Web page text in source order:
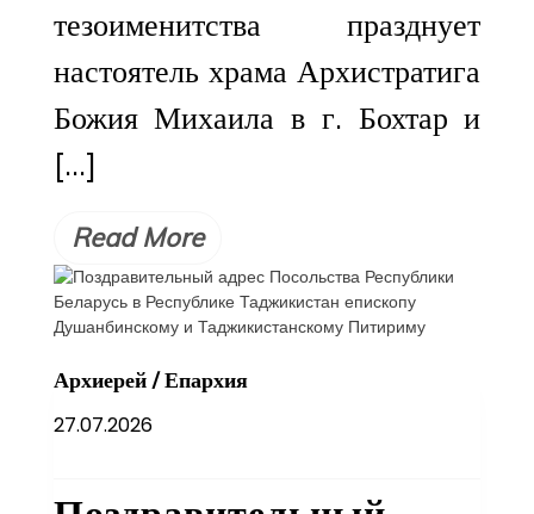
тезоименитства празднует
настоятель храма Архистратига
Божия Михаила в г. Бохтар и
[…]
Read More
Архиерей/Епархия
27.07.2026